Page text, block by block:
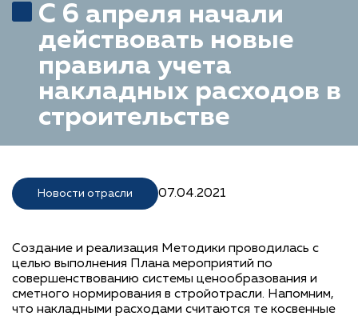
С 6 апреля начали
действовать новые
правила учета
накладных расходов в
строительстве
Новости отрасли 07.04.2021
Создание и реализация Методики проводилась с
целью выполнения Плана мероприятий по
совершенствованию системы ценообразования и
сметного нормирования в стройотрасли. Напомним,
что накладными расходами считаются те косвенные